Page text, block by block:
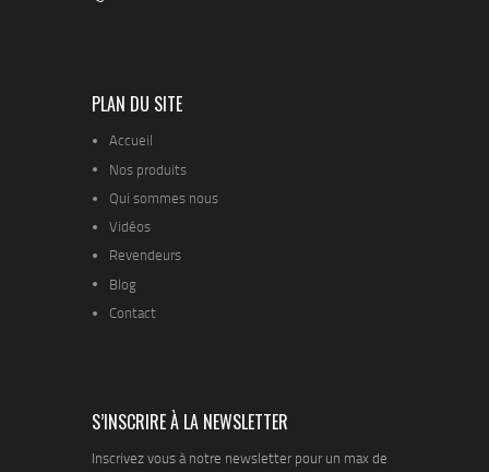
PLAN DU SITE
Accueil
Nos produits
Qui sommes nous
Vidéos
Revendeurs
Blog
Contact
S’INSCRIRE À LA NEWSLETTER
Inscrivez vous à notre newsletter pour un max de